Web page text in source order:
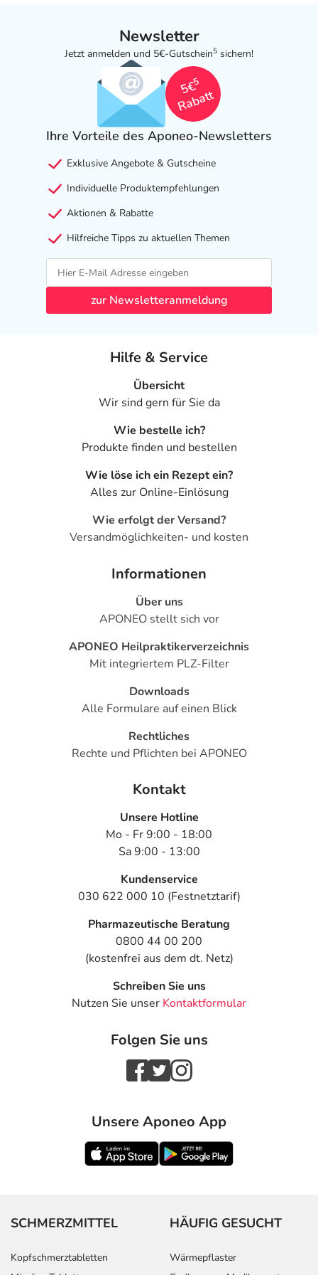
Analytische Bestandteile und Gehalte: Rohprotein 0,3%,
Rohfaser 0,5%, Rohfett 0,3%, Rohasche 0,5%, Feuchte
Adresse des Anbieters/Herstellers
cdVet Naturprodukte GmbH
49584 Fürstenau
PDF des Beipackzettelskönnen Sie sich oben
herunterladen.
Newsletter
Jetzt anmelden und 5€-Gutschein5 sichern!
5€
5
Rabatt
Ihre Vorteile des Aponeo-Newsletters
Exklusive Angebote & Gutscheine
Individuelle Produktempfehlungen
Aktionen & Rabatte
Hilfreiche Tipps zu aktuellen Themen
zur Newsletteranmeldung
Hilfe & Service
Übersicht
Wir sind gern für Sie da
Wie bestelle ich?
Produkte finden und bestellen
Wie löse ich ein Rezept ein?
Alles zur Online-Einlösung
Wie erfolgt der Versand?
Versandmöglichkeiten- und kosten
Informationen
Über uns
APONEO stellt sich vor
APONEO Heilpraktikerverzeichnis
Mit integriertem PLZ-Filter
Downloads
Alle Formulare auf einen Blick
Rechtliches
Rechte und Pflichten bei APONEO
Kontakt
Unsere Hotline
Mo - Fr 9:00 - 18:00
Sa 9:00 - 13:00
Kundenservice
030 622 000 10 (Festnetztarif)
Pharmazeutische Beratung
0800 44 00 200
(kostenfrei aus dem dt. Netz)
Schreiben Sie uns
Nutzen Sie unser Kontaktformular
Folgen Sie uns
Unsere Aponeo App
SCHMERZMITTEL
Kopfschmerztabletten
HÄUFIG GESUCHT
Wärmepflaster